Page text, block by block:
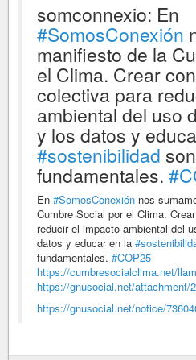
somconnexio: En
#SomosConexión
manifiesto de la
el Clima. Crear
colectiva para
ambiental del uso
y los datos y
#sostenibilidad
fundamentales.
En #SomosConexión nos
Cumbre Social por el Clima.
reducir el impacto ambiental del
datos y educar en la
fundamentales. #COP25
https://cumbresocialclima.net/
https://gnusocial.net/attachment/
https://gnusocial.net/notice/